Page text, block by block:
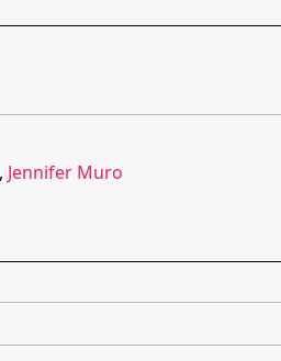
, Jennifer Muro